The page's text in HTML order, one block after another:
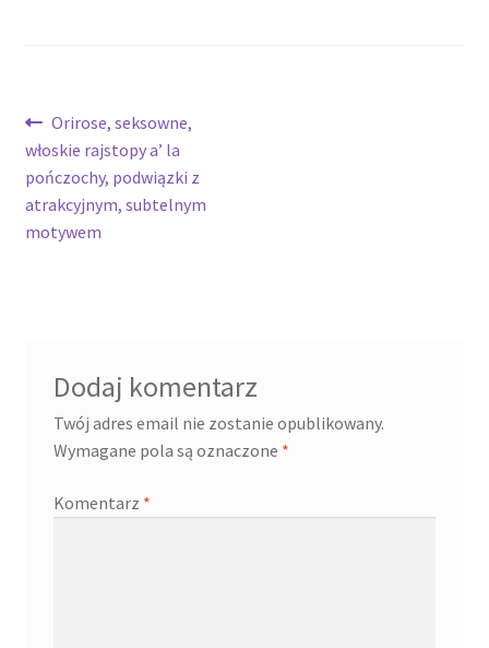
Nawigacja
wpisu
Poprzedni
wpis:
Orirose, seksowne,
włoskie rajstopy a’ la
pończochy, podwiązki z
atrakcyjnym, subtelnym
motywem
Dodaj komentarz
Twój adres email nie zostanie opublikowany.
Wymagane pola są oznaczone *
Komentarz *